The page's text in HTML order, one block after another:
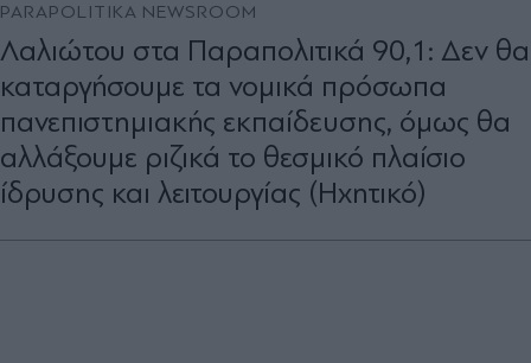
PARAPOLITIKA NEWSROOM
Λαλιώτου στα Παραπολιτικά 90,1: Δεν θα
καταργήσουμε τα νομικά πρόσωπα
πανεπιστημιακής εκπαίδευσης, όμως θα
αλλάξουμε ριζικά το θεσμικό πλαίσιο
ίδρυσης και λειτουργίας (Ηχητικό)